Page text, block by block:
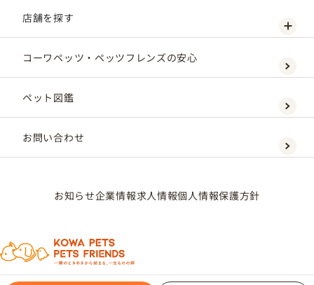
店舗を探す
コーワペッツ・ペッツフレンズの安心
ペット図鑑
お問い合わせ
お知らせ企業情報求人情報個人情報保護方針